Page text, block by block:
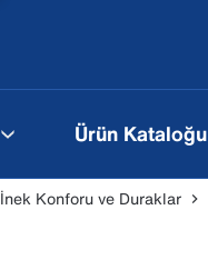
Ürün Kataloğu
İnek Konforu ve Duraklar